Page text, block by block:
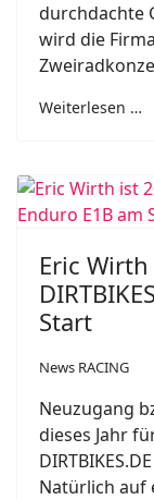
durchdachte
wird die
Weiterlesen …
Eric
Start
News RACING
Neuzugang
dieses Jahr
Natürlich auf